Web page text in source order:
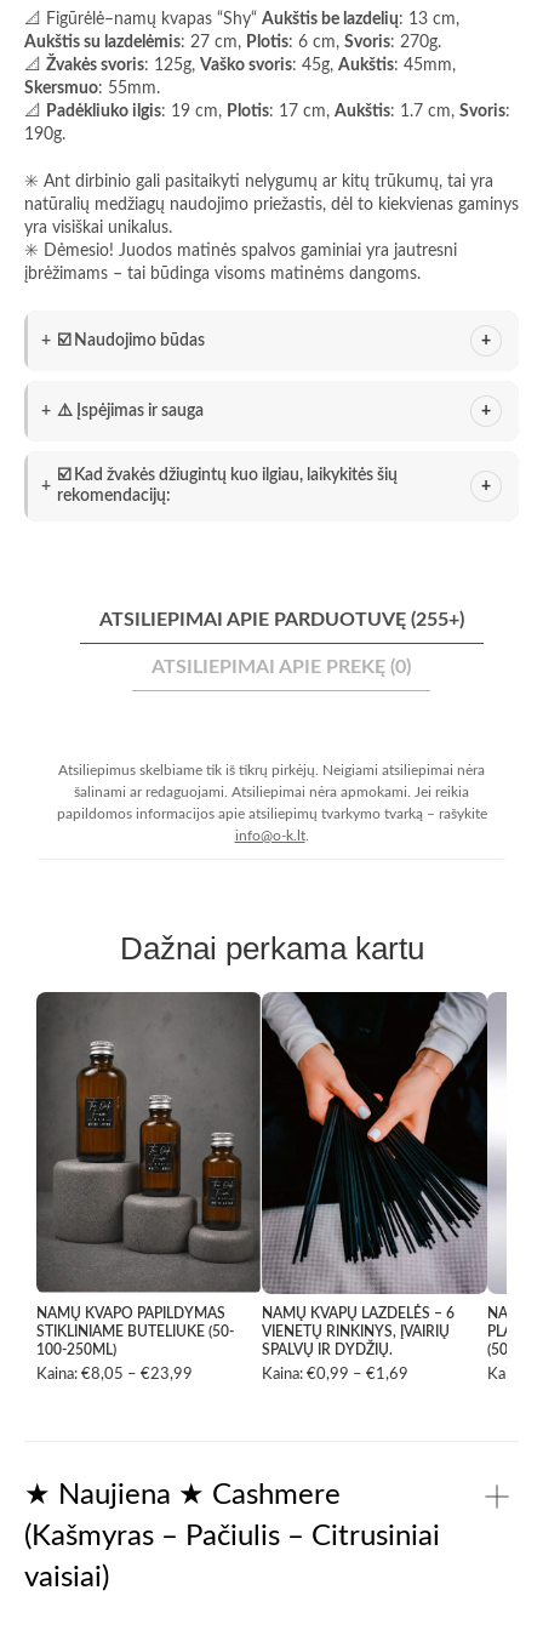
📐 Figūrėlė–namų kvapas “Shy“ Aukštis be lazdelių: 13 cm,
Aukštis su lazdelėmis: 27 cm, Plotis: 6 cm, Svoris: 270g.
📐 Žvakės svoris: 125g, Vaško svoris: 45g, Aukštis: 45mm,
Skersmuo: 55mm.
📐
Padėkliuko ilgis: 19 cm, Plotis: 17 cm, Aukštis: 1.7 cm, Svoris:
190g.
✳️ Ant dirbinio gali pasitaikyti nelygumų ar kitų trūkumų, tai yra
natūralių medžiagų naudojimo priežastis, dėl to kiekvienas gaminys
yra visiškai unikalus.
✳️ Dėmesio! Juodos matinės spalvos gaminiai yra jautresni
įbrėžimams – tai būdinga visoms matinėms dangoms.
☑️ Naudojimo būdas
⚠️ Įspėjimas ir sauga
☑️ Kad žvakės džiugintų kuo ilgiau, laikykitės šių
rekomendacijų:
ATSILIEPIMAI APIE PARDUOTUVĘ (255+)
ATSILIEPIMAI APIE PREKĘ (0)
Atsiliepimus skelbiame tik iš tikrų pirkėjų. Neigiami atsiliepimai nėra
šalinami ar redaguojami. Atsiliepimai nėra apmokami. Jei reikia
papildomos informacijos apie atsiliepimų tvarkymo tvarką – rašykite
info@o-k.lt.
Dažnai perkama kartu
NAMŲ KVAPO PAPILDYMAS
STIKLINIAME BUTELIUKE (50-
100-250ML)
Kaina: €8,05 – €23,99
NAMŲ KVAPŲ LAZDELĖS – 6
VIENETŲ RINKINYS, ĮVAIRIŲ
SPALVŲ IR DYDŽIŲ.
Kaina:€0,99 – €1,69
NAMŲ
(50ML-
Kaina:
★ Naujiena ★ Cashmere
(Kašmyras – Pačiulis – Citrusiniai
vaisiai)